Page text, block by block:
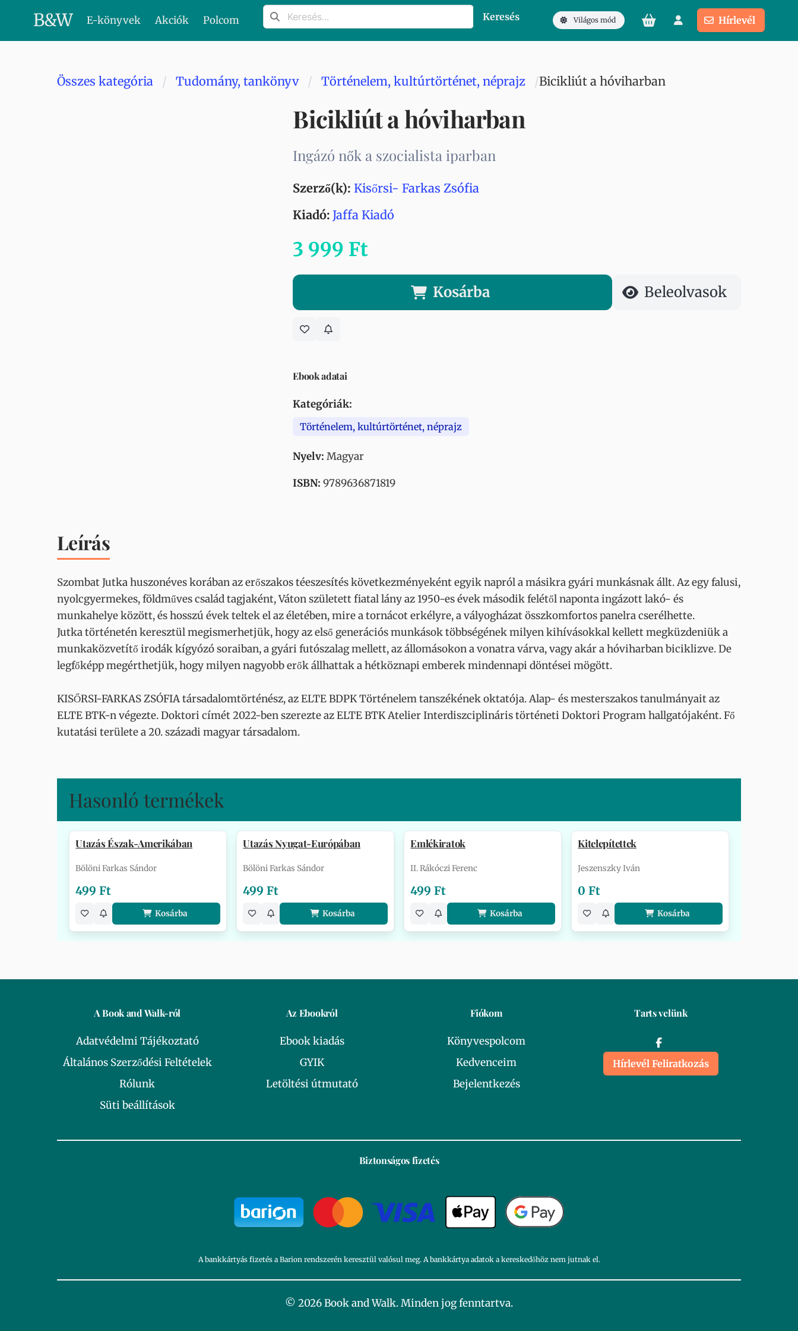
B&W E-könyvek Akciók Polcom Keresés Világos mód Hírlevél
Összes kategória Tudomány, tankönyv Történelem, kultúrtörténet, néprajz Bicikliút a hóviharban
Bicikliút a hóviharban
Ingázó nők a szocialista iparban
Szerző(k): Kisőrsi- Farkas Zsófia
Kiadó: Jaffa Kiadó
3 999 Ft
Kosárba Beleolvasok
Ebook adatai
Kategóriák:
Történelem, kultúrtörténet, néprajz
Nyelv: Magyar
ISBN: 9789636871819
Leírás
Szombat Jutka huszonéves korában az erőszakos téeszesítés következményeként egyik napról a másikra gyári munkásnak állt. Az egy falusi,
nyolcgyermekes, földműves család tagjaként, Váton született fiatal lány az 1950-es évek második felétől naponta ingázott lakó- és
munkahelye között, és hosszú évek teltek el az életében, mire a tornácot erkélyre, a vályogházat összkomfortos panelra cserélhette.
Jutka történetén keresztül megismerhetjük, hogy az első generációs munkások többségének milyen kihívásokkal kellett megküzdeniük a
munkaközvetítő irodák kígyózó soraiban, a gyári futószalag mellett, az állomásokon a vonatra várva, vagy akár a hóviharban biciklizve. De
legfőképp megérthetjük, hogy milyen nagyobb erők állhattak a hétköznapi emberek mindennapi döntései mögött.
KISŐRSI-FARKAS ZSÓFIA társadalomtörténész, az ELTE BDPK Történelem tanszékének oktatója. Alap- és mesterszakos tanulmányait az
ELTE BTK-n végezte. Doktori címét 2022-ben szerezte az ELTE BTK Atelier Interdiszciplináris történeti Doktori Program hallgatójaként. Fő
kutatási területe a 20. századi magyar társadalom.
Hasonló termékek
Utazás Észak-Amerikában
Bölöni Farkas Sándor
499 Ft
Kosárba
Utazás Nyugat-Európában
Bölöni Farkas Sándor
499 Ft
Kosárba
Emlékiratok
II. Rákóczi Ferenc
499 Ft
Kosárba
Kitelepítettek
Jeszenszky Iván
0 Ft
Kosárba
A Book and Walk-ról
Adatvédelmi Tájékoztató
Általános Szerződési Feltételek
Rólunk
Süti beállítások
Az Ebookról
Ebook kiadás
GYIK
Letöltési útmutató
Fiókom
Könyvespolcom
Kedvenceim
Bejelentkezés
Tarts velünk
Hírlevél Feliratkozás
Biztonságos fizetés
A bankkártyás fizetés a Barion rendszerén keresztül valósul meg. A bankkártya adatok a kereskedőhöz nem jutnak el.
© 2026 Book and Walk. Minden jog fenntartva.